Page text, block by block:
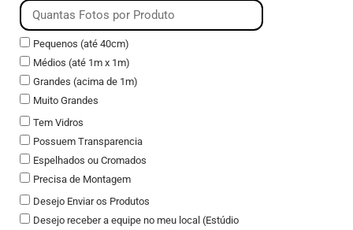
Pequenos (até 40cm)
Médios (até 1m x 1m)
Grandes (acima de 1m)
Muito Grandes
Tem Vidros
Possuem Transparencia
Espelhados ou Cromados
Precisa de Montagem
Desejo Enviar os Produtos
Desejo receber a equipe no meu local (Estúdio